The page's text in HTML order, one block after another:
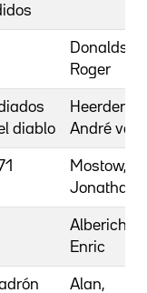
Roger
diablo
Heerden,
André van
Mostow,
Jonathan
Alberich,
Enric
Alan,